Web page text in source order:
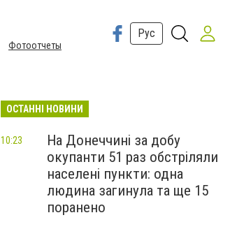
Фотоотчеты
Рус
ОСТАННІ НОВИНИ
На Донеччині за добу
окупанти 51 раз обстріляли
населені пункти: одна
людина загинула та ще 15
поранено
10:23